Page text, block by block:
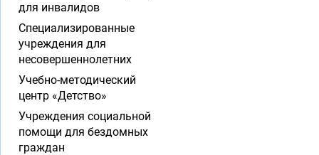
для инвалидов
Специализированные
учреждения для
несовершеннолетних
Учебно-методический
центр «Детство»
Учреждения социальной
помощи для бездомных
граждан